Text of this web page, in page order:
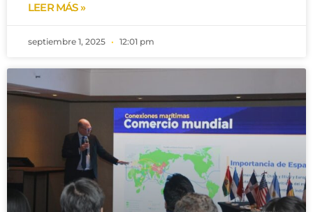
LEER MÁS »
septiembre 1, 2025 12:01 pm